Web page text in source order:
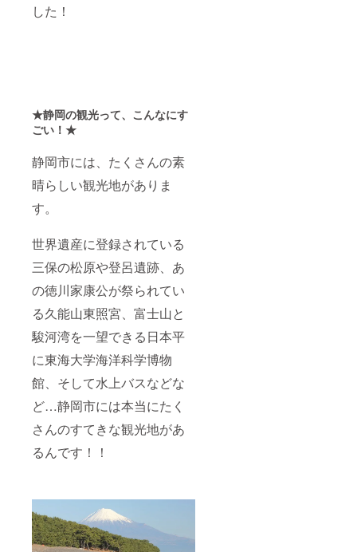
した！
★静岡の観光って、こんなにす
ごい！★
静岡市には、たくさんの素
晴らしい観光地がありま
す。
世界遺産に登録されている
三保の松原や登呂遺跡、あ
の徳川家康公が祭られてい
る久能山東照宮、富士山と
駿河湾を一望できる日本平
に東海大学海洋科学博物
館、そして水上バスなどな
ど…静岡市には本当にたく
さんのすてきな観光地があ
るんです！！